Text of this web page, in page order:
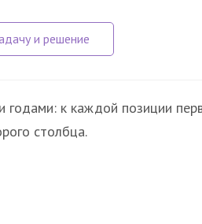
к каждой позиции
столбца.